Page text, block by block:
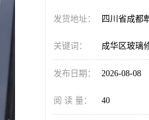
发货地址： 四川省成都
关键词： 成华区玻璃
发布日期： 2026-08-08
阅 读 量： 40